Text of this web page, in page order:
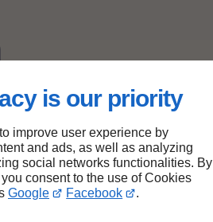
is our priority
improve user experience by
and ads, as well as analyzing
social networks functionalities. By
consent to the use of Cookies
Google Facebook .
à